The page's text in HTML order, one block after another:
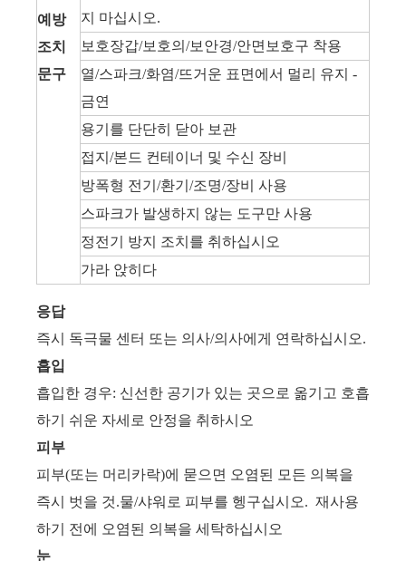
예방
조치
문구
지 마십시오.
보호장갑/보호의/보안경/안면보호구 착용
열/스파크/화염/뜨거운 표면에서 멀리 유지 -
금연
용기를 단단히 닫아 보관
접지/본드 컨테이너 및 수신 장비
방폭형 전기/환기/조명/장비 사용
스파크가 발생하지 않는 도구만 사용
정전기 방지 조치를 취하십시오
가라 앉히다
응답
즉시 독극물 센터 또는 의사/의사에게 연락하십시오.
흡입
흡입한 경우: 신선한 공기가 있는 곳으로 옮기고 호흡
하기 쉬운 자세로 안정을 취하시오
피부
피부(또는 머리카락)에 묻으면 오염된 모든 의복을
즉시 벗을 것.물/샤워로 피부를 헹구십시오. 재사용
하기 전에 오염된 의복을 세탁하십시오
눈